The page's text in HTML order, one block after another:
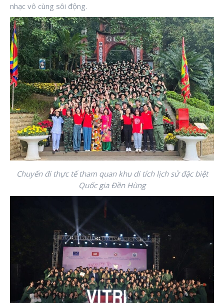
nhạc vô cùng sôi động.
Chuyến đi thực tế tham quan khu di tích lịch sử đặc biệt
Quốc gia Đền Hùng